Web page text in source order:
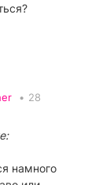
• 28
намного